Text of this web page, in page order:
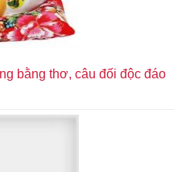
bằng thơ, câu đối độc đáo